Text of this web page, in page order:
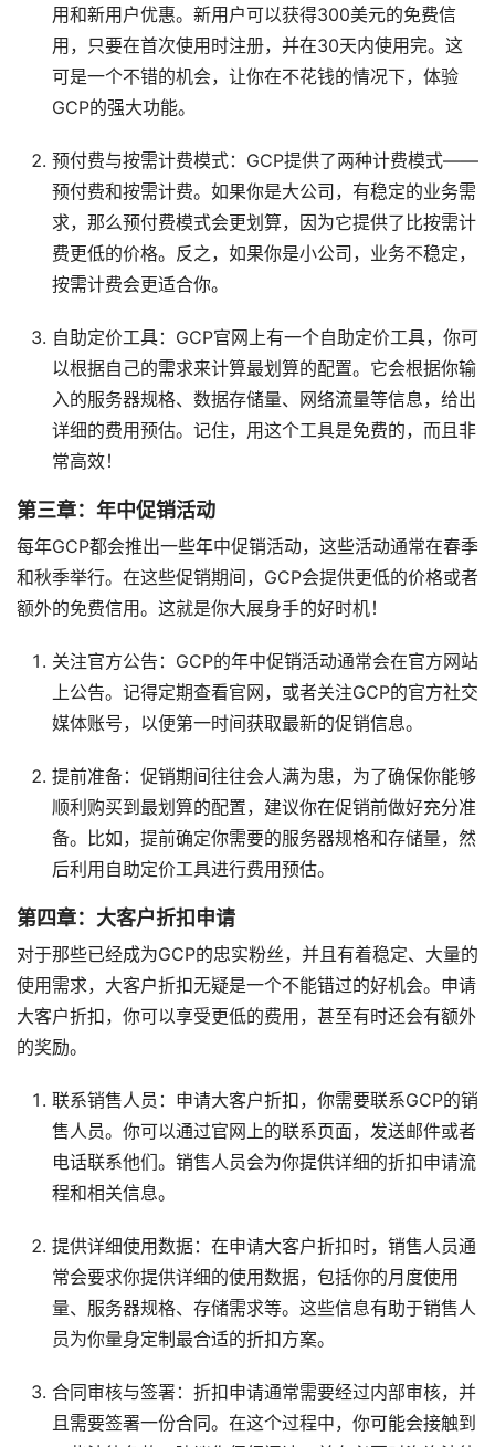
用和新用户优惠。新用户可以获得300美元的免费信
用，只要在首次使用时注册，并在30天内使用完。这
可是一个不错的机会，让你在不花钱的情况下，体验
GCP的强大功能。
预付费与按需计费模式：GCP提供了两种计费模式——
预付费和按需计费。如果你是大公司，有稳定的业务需
求，那么预付费模式会更划算，因为它提供了比按需计
费更低的价格。反之，如果你是小公司，业务不稳定，
按需计费会更适合你。
自助定价工具：GCP官网上有一个自助定价工具，你可
以根据自己的需求来计算最划算的配置。它会根据你输
入的服务器规格、数据存储量、网络流量等信息，给出
详细的费用预估。记住，用这个工具是免费的，而且非
常高效！
第三章：年中促销活动
每年GCP都会推出一些年中促销活动，这些活动通常在春季
和秋季举行。在这些促销期间，GCP会提供更低的价格或者
额外的免费信用。这就是你大展身手的好时机！
关注官方公告：GCP的年中促销活动通常会在官方网站
上公告。记得定期查看官网，或者关注GCP的官方社交
媒体账号，以便第一时间获取最新的促销信息。
提前准备：促销期间往往会人满为患，为了确保你能够
顺利购买到最划算的配置，建议你在促销前做好充分准
备。比如，提前确定你需要的服务器规格和存储量，然
后利用自助定价工具进行费用预估。
第四章：大客户折扣申请
对于那些已经成为GCP的忠实粉丝，并且有着稳定、大量的
使用需求，大客户折扣无疑是一个不能错过的好机会。申请
大客户折扣，你可以享受更低的费用，甚至有时还会有额外
的奖励。
联系销售人员：申请大客户折扣，你需要联系GCP的销
售人员。你可以通过官网上的联系页面，发送邮件或者
电话联系他们。销售人员会为你提供详细的折扣申请流
程和相关信息。
提供详细使用数据：在申请大客户折扣时，销售人员通
常会要求你提供详细的使用数据，包括你的月度使用
量、服务器规格、存储需求等。这些信息有助于销售人
员为你量身定制最合适的折扣方案。
合同审核与签署：折扣申请通常需要经过内部审核，并
且需要签署一份合同。在这个过程中，你可能会接触到